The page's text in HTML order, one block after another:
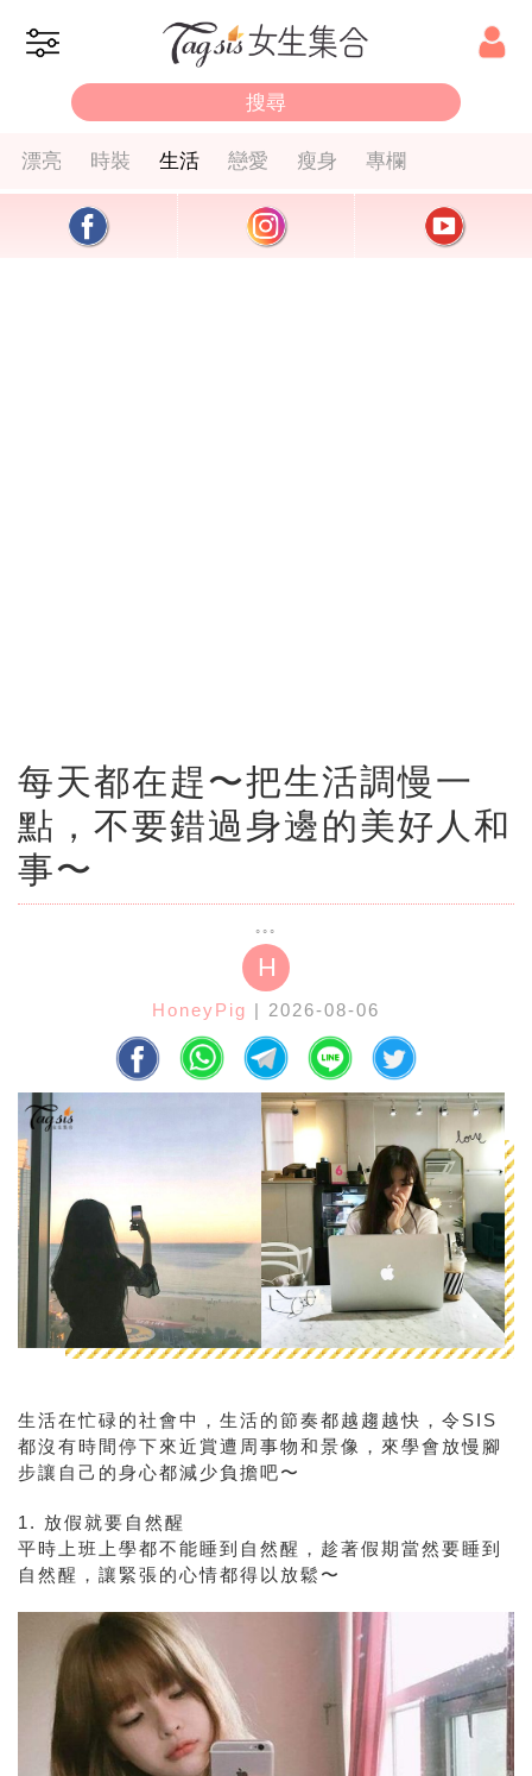
漂亮 時裝 生活 戀愛 瘦身 專欄
每天都在趕〜把生活調慢一
點，不要錯過身邊的美好人和
事〜
H
HoneyPig | 2026-08-06
生活在忙碌的社會中，生活的節奏都越趨越快，令SIS
都沒有時間停下來近賞遭周事物和景像，來學會放慢腳
步讓自己的身心都減少負擔吧〜
1. 放假就要自然醒
平時上班上學都不能睡到自然醒，趁著假期當然要睡到
自然醒，讓緊張的心情都得以放鬆〜